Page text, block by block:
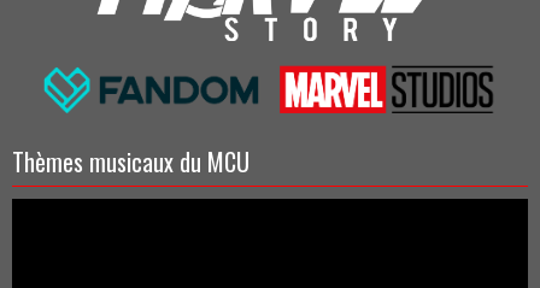
Thèmes musicaux du MCU